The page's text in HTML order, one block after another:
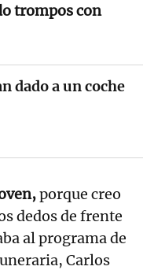
trompos con
dado a un coche
porque creo
dedos de frente
al programa de
Carlos